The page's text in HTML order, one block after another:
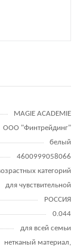
MAGIE ACADEMIE
ООО "Финтрейдинг"
белый
4600999058066
категорий
для чувствительной
РОССИЯ
0.044
для всей семьи
нетканый материал,